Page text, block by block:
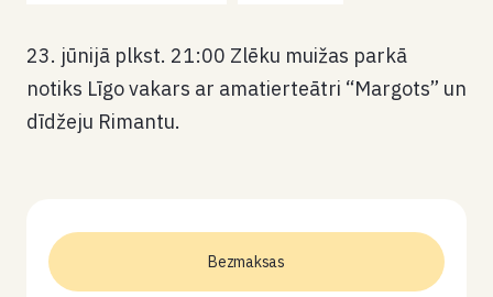
23. jūnijā plkst. 21:00 Zlēku muižas parkā
notiks Līgo vakars ar amatierteātri “Margots” un
dīdžeju Rimantu.
Bezmaksas